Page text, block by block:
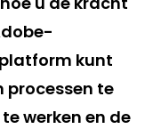
kunt
processen te
werken en de